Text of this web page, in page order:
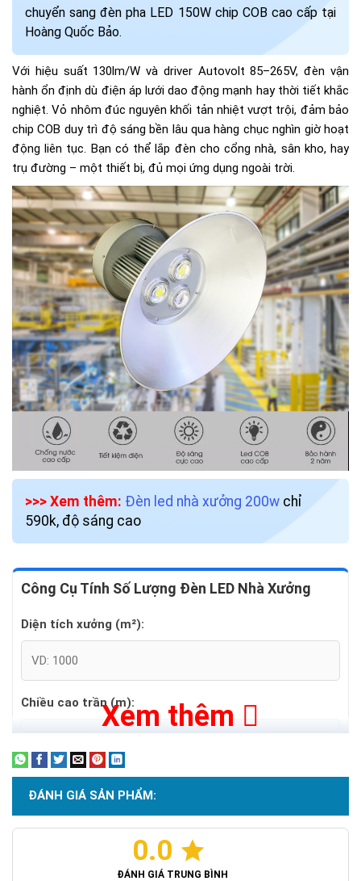
chuyển sang đèn pha LED 150W chip COB cao cấp tại
Hoàng Quốc Bảo.
Với hiệu suất 130lm/W và driver Autovolt 85–265V, đèn vận
hành ổn định dù điện áp lưới dao động mạnh hay thời tiết khắc
nghiệt. Vỏ nhôm đúc nguyên khối tản nhiệt vượt trội, đảm bảo
chip COB duy trì độ sáng bền lâu qua hàng chục nghìn giờ hoạt
động liên tục. Bạn có thể lắp đèn cho cổng nhà, sân kho, hay
trụ đường – một thiết bị, đủ mọi ứng dụng ngoài trời.
>>> Xem thêm: Đèn led nhà xưởng 200w chỉ
590k, độ sáng cao
Công Cụ Tính Số Lượng Đèn LED Nhà Xưởng
Diện tích xưởng (m²):
Chiều cao trần (m):
Khu vực sản xuất (Độ rọi yêu cầu):
Tính Toán Ngay
Xem thêm
ĐÁNH GIÁ SẢN PHẨM:
0.0
ĐÁNH GIÁ TRUNG BÌNH